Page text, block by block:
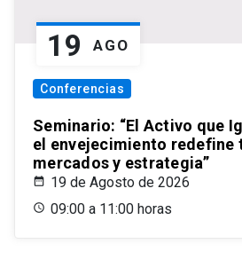
19 AGO
Conferencias
Seminario: “El Activo que
el envejecimiento redefine
mercados y estrategia”
19 de Agosto de 2026
09:00 a 11:00 horas